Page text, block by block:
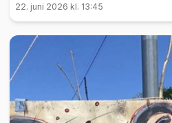
22. juni 2026 kl. 13:45